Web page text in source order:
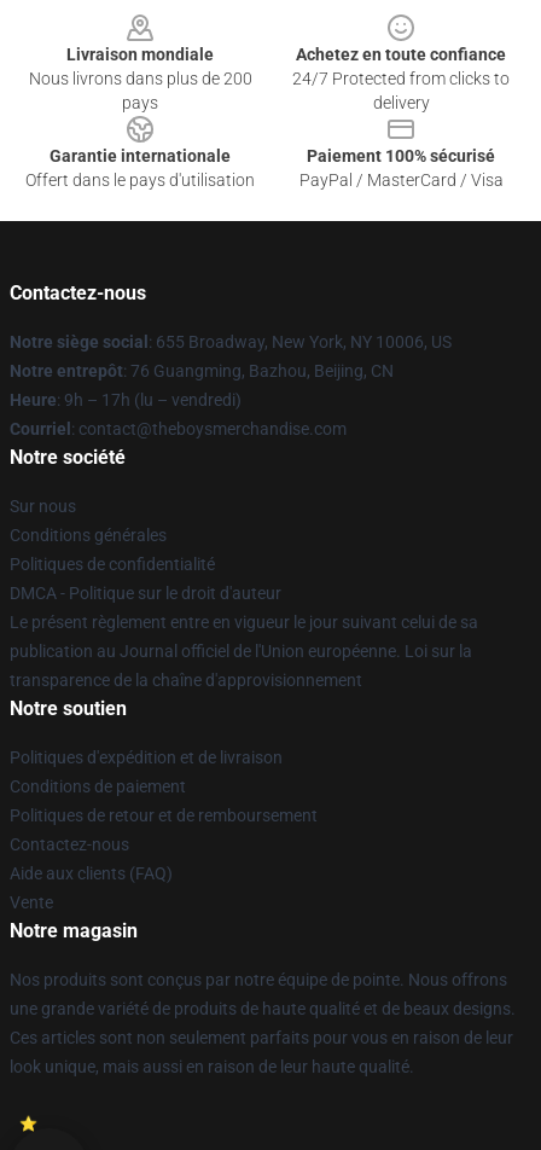
Livraison mondiale
Nous livrons dans plus de 200
pays
Achetez en toute confiance
24/7 Protected from clicks to
delivery
Garantie internationale
Offert dans le pays d'utilisation
Paiement 100% sécurisé
PayPal / MasterCard / Visa
Contactez-nous
Notre siège social : 655 Broadway, New York, NY 10006, US
Notre entrepôt: 76 Guangming, Bazhou, Beijing, CN
Heure: 9h – 17h (lu – vendredi)
Courriel : contact@theboysmerchandise.com
Notre société
Sur nous
Conditions générales
Politiques de confidentialité
DMCA - Politique sur le droit d'auteur
Le présent règlement entre en vigueur le jour suivant celui de sa
publication au Journal officiel de l'Union européenne. Loi sur la
transparence de la chaîne d'approvisionnement
Notre soutien
Politiques d'expédition et de livraison
Conditions de paiement
Politiques de retour et de remboursement
Contactez-nous
Aide aux clients (FAQ)
Vente
Notre magasin
Nos produits sont conçus par notre équipe de pointe. Nous offrons
une grande variété de produits de haute qualité et de beaux designs.
Ces articles sont non seulement parfaits pour vous en raison de leur
look unique, mais aussi en raison de leur haute qualité.